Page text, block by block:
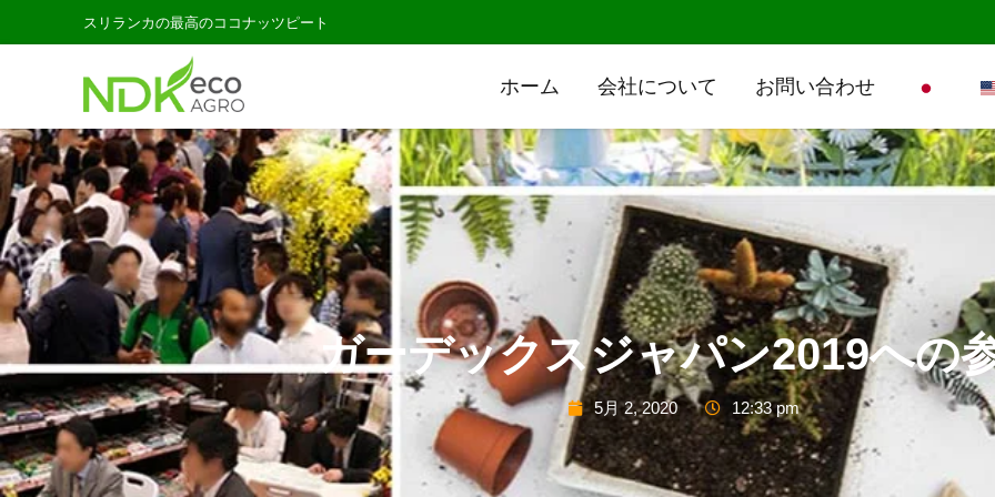
スリランカの最高のココナッツピート
ホーム 会社について お問い合わせ
ガーデックスジャパン2019への
5月 2, 2020 12:33 pm